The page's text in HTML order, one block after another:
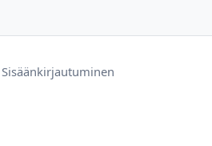
Sisäänkirjautuminen